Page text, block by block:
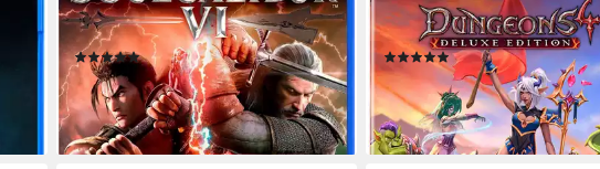
ab 12 Jahren USK-Freigabe
Bandai Namco
Publisher
(1)
ab 19,99 €
lieferbar - in 2-3 Werktagen bei dir
ab 12 Jahren USK-Freigabe
Kalypso Media Publisher
(1)
14,99 € UVP49,99 €
-70%
lieferbar - in 2-3 Werktagen bei dir